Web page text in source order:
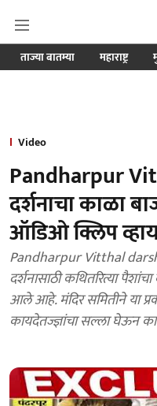
ताज्या बातम्या महाराष्ट्र
Video
Pandharpur
दर्शनाचा काळा
ऑडिओ क्लिप
Pandharpur Vitthal darshan
दर्शनासाठी कथितरित्या
आले आहे. मंदिर समितीने या
कायदेतज्ज्ञांचा सल्ला घेऊन